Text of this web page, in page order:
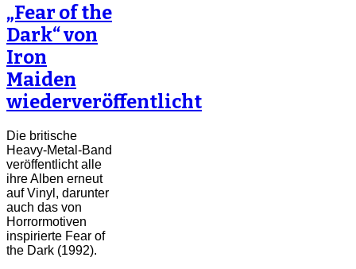
„Fear of the
Dark“ von
Iron
Maiden
wiederveröffentlicht
Die britische
Heavy-Metal-Band
veröffentlicht alle
ihre Alben erneut
auf Vinyl, darunter
auch das von
Horrormotiven
inspirierte Fear of
the Dark (1992).